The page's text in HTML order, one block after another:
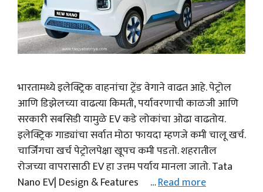
भारतामध्ये इलेक्ट्रिक वाहनांचा ट्रेंड वेगाने वाढत आहे. पेट्रोल
आणि डिझेलच्या वाढत्या किमती, पर्यावरणाची काळजी आणि
सरकारी सबसिडी यामुळे EV कडे लोकांचा ओढा वाढतोय.
इलेक्ट्रिक गाड्यांचा सर्वात मोठा फायदा म्हणजे कमी चालू खर्च.
चार्जिंगचा खर्च पेट्रोलपेक्षा खूपच कमी पडतो. शहरातील
रोजच्या वापरासाठी EV हा उत्तम पर्याय मानला जातो. Tata
Nano EV| Design & Features …Read more